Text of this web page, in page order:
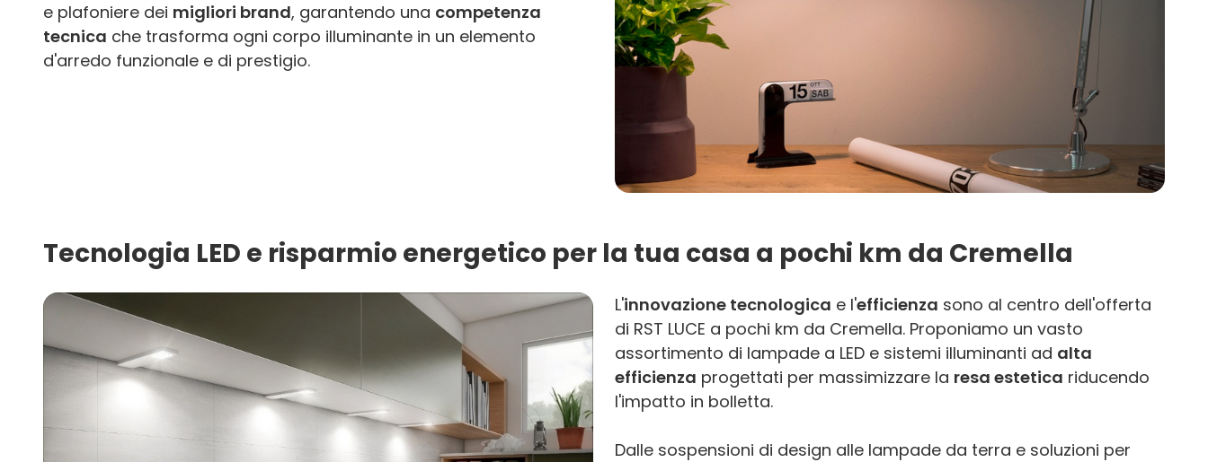
e plafoniere dei migliori brand, garantendo una competenza
tecnica che trasforma ogni corpo illuminante in un elemento
d'arredo funzionale e di prestigio.
Tecnologia LED e risparmio energetico per la tua casa a pochi km da Cremella
L'innovazione tecnologica e l'efficienza sono al centro dell'offerta
di RST LUCE a pochi km da Cremella. Proponiamo un vasto
assortimento di lampade a LED e sistemi illuminanti ad alta
efficienza progettati per massimizzare la resa estetica riducendo
l'impatto in bolletta.
Dalle sospensioni di design alle lampade da terra e soluzioni per